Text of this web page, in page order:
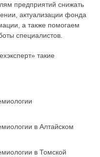
предприятий снижать
актуализации фонда
а также помогаем
специалистов.
такие
в Алтайском
в Томской